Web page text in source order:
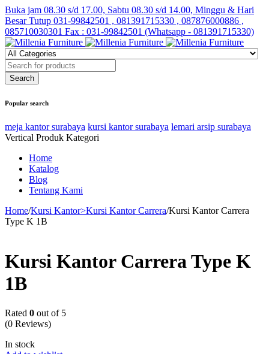
Buka jam 08.30 s/d 17.00, Sabtu 08.30 s/d 14.00, Minggu & Hari
Besar Tutup 031-99842501 , 081391715330 , 087876000886 ,
085710030301 Fax : 031-99842501 (Whatsapp - 081391715330)
Popular search
meja kantor surabaya kursi kantor surabaya lemari arsip surabaya
Vertical Produk Kategori
Home
Katalog
Blog
Tentang Kami
Home/Kursi Kantor>Kursi Kantor Carrera/Kursi Kantor Carrera
Type K 1B
Kursi Kantor Carrera Type K
1B
Rated 0 out of 5
(0 Reviews)
In stock